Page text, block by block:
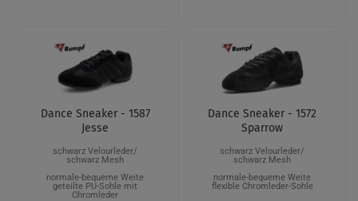
Dance Sneaker - 1587
Jesse
schwarz Velourleder/
schwarz Mesh
normale-bequeme Weite
geteilte PU-Sohle mit
Chromleder
Dance Sneaker - 1572
Sparrow
schwarz Velourleder/
schwarz Mesh
normale-bequeme Weite
flexible Chromleder-Sohle